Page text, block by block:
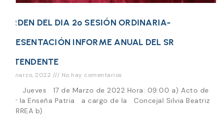
ORDEN DEL DIA 2º SESIÓN ORDINARIA-
PRESENTACIÓN INFORME ANUAL DEL SR
INTENDENTE
16 marzo, 2022 No hay comentarios
Día Jueves 17 de Marzo de 2022 Hora: 09:00 a) Acto de
Izar la Enseña Patria a cargo de la Concejal Silvia Beatriz
CORREA b)